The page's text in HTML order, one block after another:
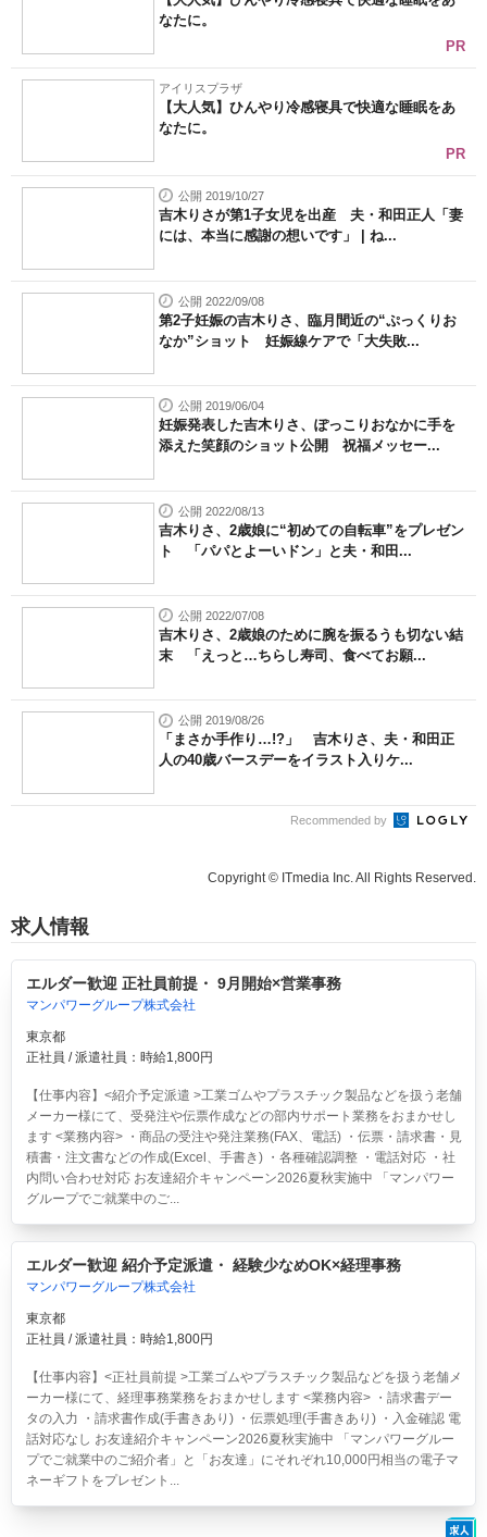
なたに。
PR
アイリスプラザ
【大人気】ひんやり冷感寝具で快適な睡眠をあ
なたに。
PR
公開 2019/10/27
吉木りさが第1子女児を出産 夫・和田正人「妻
には、本当に感謝の想いです」 | ね...
公開 2022/09/08
第2子妊娠の吉木りさ、臨月間近の“ぷっくりお
なか”ショット 妊娠線ケアで「大失敗...
公開 2019/06/04
妊娠発表した吉木りさ、ぽっこりおなかに手を
添えた笑顔のショット公開 祝福メッセー...
公開 2022/08/13
吉木りさ、2歳娘に“初めての自転車”をプレゼン
ト 「パパとよーいドン」と夫・和田...
公開 2022/07/08
吉木りさ、2歳娘のために腕を振るうも切ない結
末 「えっと…ちらし寿司、食べてお願...
公開 2019/08/26
「まさか手作り…!?」 吉木りさ、夫・和田正
人の40歳バースデーをイラスト入りケ...
Recommended by
Copyright © ITmedia Inc. All Rights Reserved.
求人情報
エルダー歓迎 正社員前提・ 9月開始×営業事務
マンパワーグループ株式会社
東京都
正社員 / 派遣社員：時給1,800円
【仕事内容】<紹介予定派遣 >工業ゴムやプラスチック製品などを扱う老舗
メーカー様にて、受発注や伝票作成などの部内サポート業務をおまかせし
ます <業務内容> ・商品の受注や発注業務(FAX、電話) ・伝票・請求書・見
積書・注文書などの作成(Excel、手書き) ・各種確認調整 ・電話対応 ・社
内問い合わせ対応 お友達紹介キャンペーン2026夏秋実施中 「マンパワー
グループでご就業中のご...
エルダー歓迎 紹介予定派遣・ 経験少なめOK×経理事務
マンパワーグループ株式会社
東京都
正社員 / 派遣社員：時給1,800円
【仕事内容】<正社員前提 >工業ゴムやプラスチック製品などを扱う老舗メ
ーカー様にて、経理事務業務をおまかせします <業務内容> ・請求書デー
タの入力 ・請求書作成(手書きあり) ・伝票処理(手書きあり) ・入金確認 電
話対応なし お友達紹介キャンペーン2026夏秋実施中 「マンパワーグルー
プでご就業中のご紹介者」と「お友達」にそれぞれ10,000円相当の電子マ
ネーギフトをプレゼント...